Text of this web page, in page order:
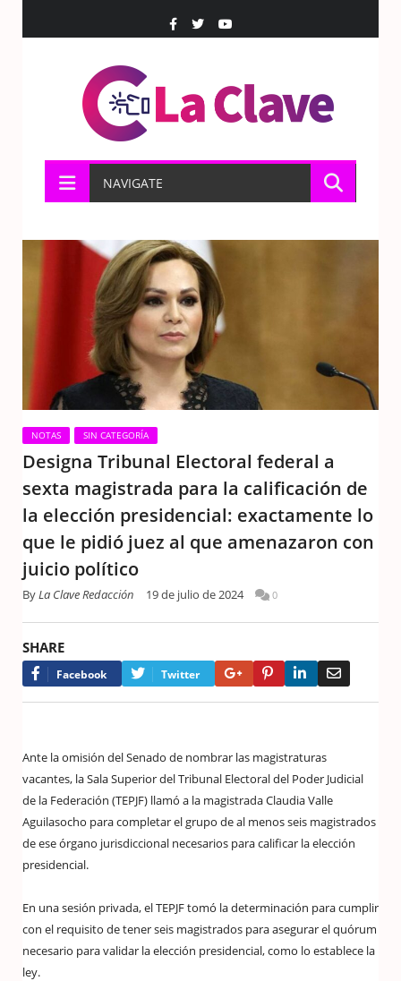
NAVIGATE
NOTAS SIN CATEGORÍA
Designa Tribunal Electoral federal a
sexta magistrada para la calificación de
la elección presidencial: exactamente lo
que le pidió juez al que amenazaron con
juicio político
ByLa Clave Redacción 19 de julio de 2024 0
SHARE
Facebook Twitter Google+PinterestLinkedIn
Ante la omisión del Senado de nombrar las magistraturas
vacantes, la Sala Superior del Tribunal Electoral del Poder Judicial
de la Federación (TEPJF) llamó a la magistrada Claudia Valle
Aguilasocho para completar el grupo de al menos seis magistrados
de ese órgano jurisdiccional necesarios para calificar la elección
presidencial.
En una sesión privada, el TEPJF tomó la determinación para cumplir
con el requisito de tener seis magistrados para asegurar el quórum
necesario para validar la elección presidencial, como lo establece la
ley.